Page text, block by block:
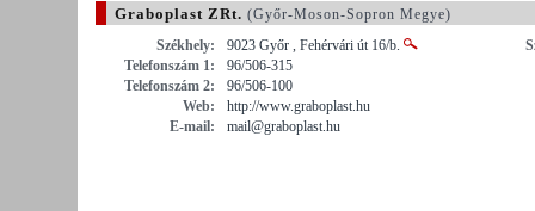
Graboplast ZRt. (Győr-Moson-Sopron Megye)
Székhely:
9023 Győr , Fehérvári út 16/b.
Telefonszám 1:
96/506-315
Telefonszám 2:
96/506-100
Web:
http://www.graboplast.hu
E-mail:
mail@graboplast.hu